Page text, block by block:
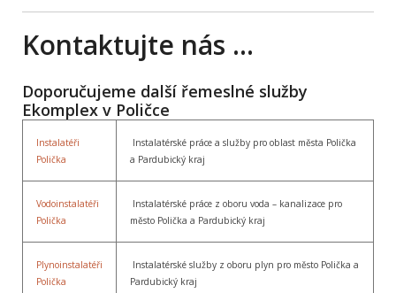
Kontaktujte nás …
Doporučujeme další řemeslné služby
Ekomplex v Poličce
Instalatéři
Polička
Instalatérské práce a služby pro oblast města Polička
a Pardubický kraj
Vodoinstalatéři
Polička
Instalatérské práce z oboru voda – kanalizace pro
město Polička a Pardubický kraj
Plynoinstalatéři
Polička
Instalatérské služby z oboru plyn pro město Polička a
Pardubický kraj